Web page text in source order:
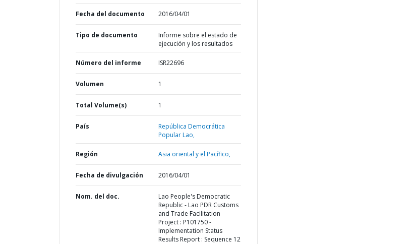
Fecha del documento 2016/04/01
Tipo de documento
Informe sobre el estado de
ejecución y los resultados
Número del informe ISR22696
Volumen 1
Total Volume(s) 1
País
República Democrática
Popular Lao,
Región Asia oriental y el Pacífico,
Fecha de divulgación 2016/04/01
Nom. del doc.
Lao People's Democratic
Republic - Lao PDR Customs
and Trade Facilitation
Project : P101750 -
Implementation Status
Results Report : Sequence 12